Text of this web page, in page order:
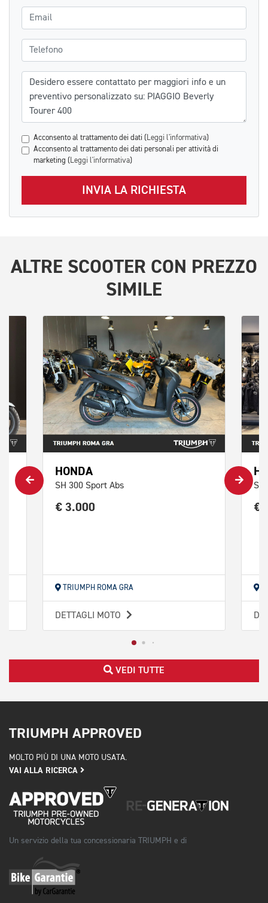
Email
Telefono
Messaggio
Acconsento al trattamento dei dati ( Leggi l'informativa)
Acconsento al trattamento dei dati personali per attività di
marketing ( Leggi l'informativa)
INVIA LA RICHIESTA
ALTRE SCOOTER CON PREZZO
SIMILE
HONDA
SH 300 Sport Abs
€ 3.000
TRIUMPH ROMA GRA
DETTAGLI MOTO
SH
€
VEDI TUTTE
TRIUMPH APPROVED
MOLTO PIÙ DI UNA MOTO USATA.
VAI ALLA RICERCA
Un servizio della tua concessionaria TRIUMPH e di